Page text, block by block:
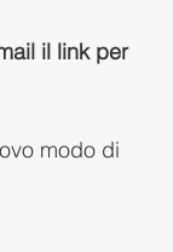
il link per
modo di